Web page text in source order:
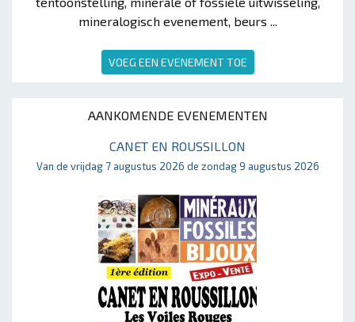
mineralogisch evenement, beurs ...
VOEG EEN EVENEMENT TOE
AANKOMENDE EVENEMENTEN
CANET EN ROUSSILLON
Van de vrijdag 7 augustus 2026 de zondag 9 augustus 2026